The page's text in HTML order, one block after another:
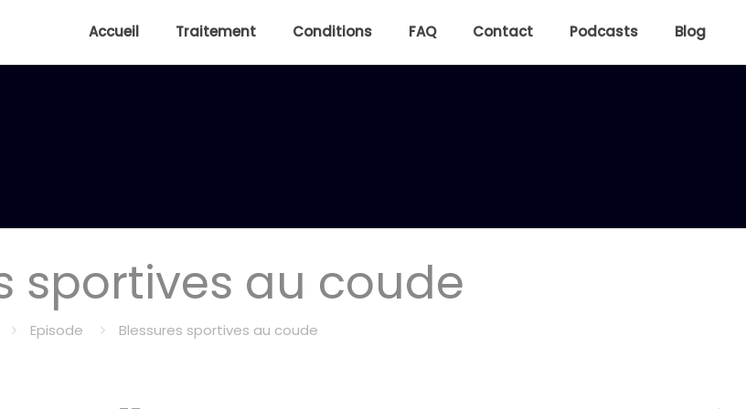
Accueil Traitement Conditions FAQ Contact Podcasts Blog
sportives au coude
Episode Blessures sportives au coude